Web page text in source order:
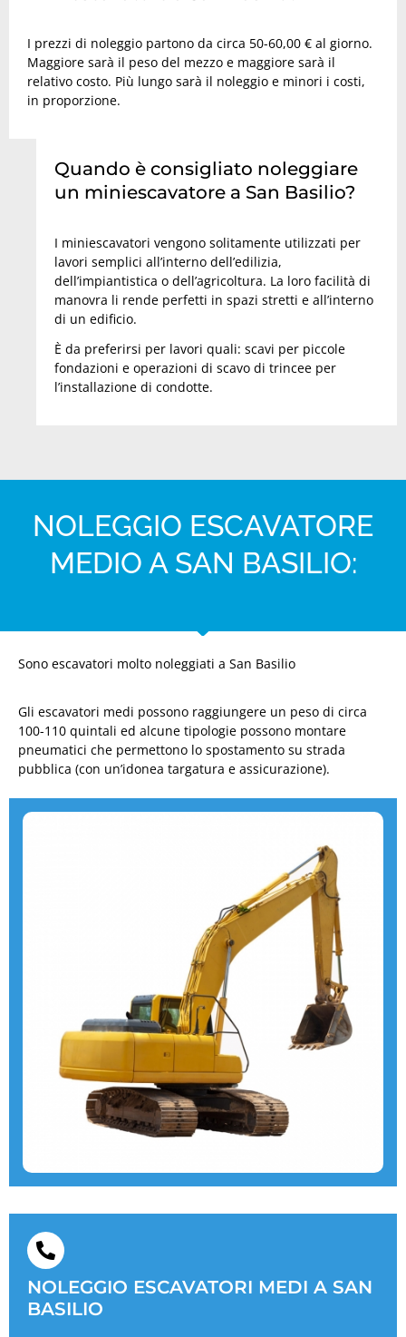
I prezzi di noleggio partono da circa 50-60,00 € al giorno.
Maggiore sarà il peso del mezzo e maggiore sarà il
relativo costo. Più lungo sarà il noleggio e minori i costi,
in proporzione.
Quando è consigliato noleggiare
un miniescavatore a San Basilio?
I miniescavatori vengono solitamente utilizzati per
lavori semplici all’interno dell’edilizia,
dell’impiantistica o dell’agricoltura. La loro facilità di
manovra li rende perfetti in spazi stretti e all’interno
di un edificio.
È da preferirsi per lavori quali: scavi per piccole
fondazioni e operazioni di scavo di trincee per
l’installazione di condotte.
NOLEGGIO ESCAVATORE
MEDIO A SAN BASILIO:
Sono escavatori molto noleggiati a San Basilio
Gli escavatori medi possono raggiungere un peso di circa
100-110 quintali ed alcune tipologie possono montare
pneumatici che permettono lo spostamento su strada
pubblica (con un’idonea targatura e assicurazione).
NOLEGGIO ESCAVATORI MEDI A SAN
BASILIO